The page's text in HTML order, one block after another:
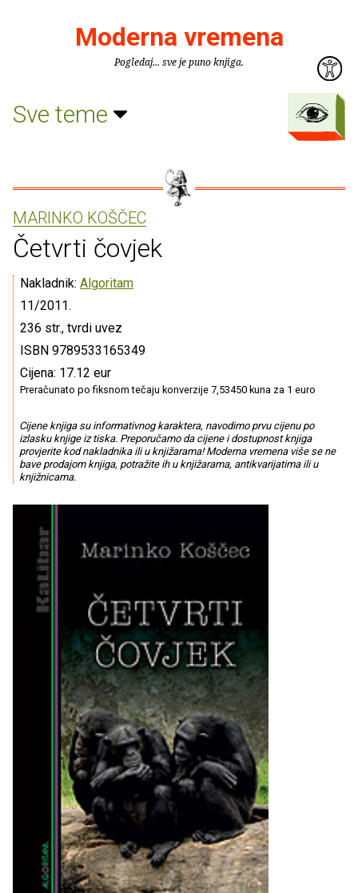
Moderna vremena
Pogledaj... sve je puno knjiga.
Sve teme
MARINKO KOŠČEC
Četvrti čovjek
Nakladnik: Algoritam
11/2011.
236 str., tvrdi uvez
ISBN 9789533165349
Cijena: 17.12 eur
Preračunato po fiksnom tečaju konverzije 7,53450 kuna za 1 euro
Cijene knjiga su informativnog karaktera, navodimo prvu cijenu po
izlasku knjige iz tiska. Preporučamo da cijene i dostupnost knjiga
provjerite kod nakladnika ili u knjižarama! Moderna vremena više se ne
bave prodajom knjiga, potražite ih u knjižarama, antikvarijatima ili u
knjižnicama.